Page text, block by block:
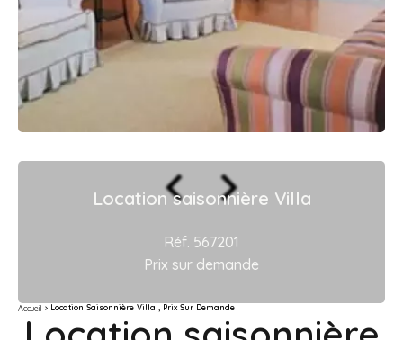
Location saisonnière Villa
Réf. 567201
Prix sur demande
Accueil Location Saisonnière Villa , Prix Sur Demande